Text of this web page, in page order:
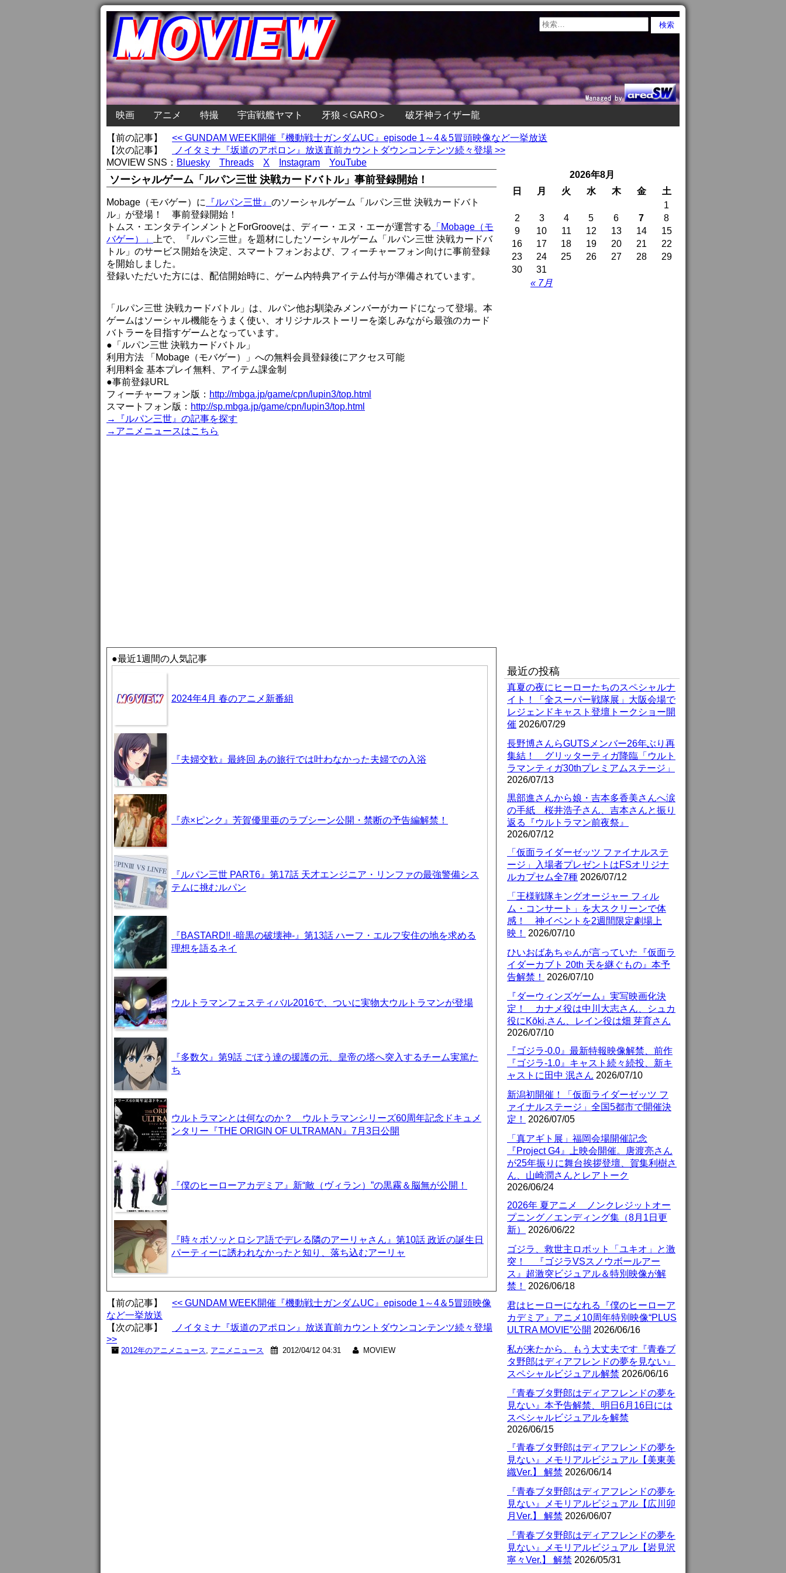
映画 アニメ 特撮 宇宙戦艦ヤマト 牙狼＜GARO＞ 破牙神ライザー龍
【前の記事】 << GUNDAM WEEK開催『機動戦士ガンダムUC』episode 1～4＆5冒頭映像など一挙放送
【次の記事】
ノイタミナ『坂道のアポロン』放送直前カウントダウンコンテンツ続々登場 >>
MOVIEW SNS： Bluesky Threads X Instagram YouTube
ソーシャルゲーム「ルパン三世 決戦カードバトル」事前登録開始！
Mobage（モバゲー）に 『ルパン三世』 のソーシャルゲーム「ルパン三世 決戦カードバト
ル」が登場！ 事前登録開始！
トムス・エンタテインメントとForGrooveは、ディー・エヌ・エーが運営する
「Mobage（モ
バゲー）」
上で、『ルパン三世』を題材にしたソーシャルゲーム「ルパン三世 決戦カードバ
トル」のサービス開始を決定、スマートフォンおよび、フィーチャーフォン向けに事前登録
を開始しました。
登録いただいた方には、配信開始時に、ゲーム内特典アイテム付与が準備されています。
「ルパン三世 決戦カードバトル」は、ルパン他お馴染みメンバーがカードになって登場。本
ゲームはソーシャル機能をうまく使い、オリジナルストーリーを楽しみながら最強のカード
バトラーを目指すゲームとなっています。
●「ルパン三世 決戦カードバトル」
利用方法 「Mobage（モバゲー）」への無料会員登録後にアクセス可能
利用料金 基本プレイ無料、アイテム課金制
●事前登録URL
フィーチャーフォン版： http://mbga.jp/game/cpn/lupin3/top.html
スマートフォン版： http://sp.mbga.jp/game/cpn/lupin3/top.html
→『ルパン三世』の記事を探す
→アニメニュースはこちら
●最近1週間の人気記事
2024年4月 春のアニメ新番組
『夫婦交歓』最終回 あの旅行では叶わなかった夫婦での入浴
『赤×ピンク』芳賀優里亜のラブシーン公開・禁断の予告編解禁！
『ルパン三世 PART6』第17話 天才エンジニア・リンファの最強警備シス
テムに挑むルパン
『BASTARD!! -暗黒の破壊神-』第13話 ハーフ・エルフ安住の地を求める
理想を語るネイ
ウルトラマンフェスティバル2016で、ついに実物大ウルトラマンが登場
『多数欠』第9話 ごぼう達の援護の元、皇帝の塔へ突入するチーム実篤た
ち
ウルトラマンとは何なのか？ ウルトラマンシリーズ60周年記念ドキュメ
ンタリー『THE ORIGIN OF ULTRAMAN』7月3日公開
『僕のヒーローアカデミア』新“敵（ヴィラン）”の黒霧＆脳無が公開！
『時々ボソッとロシア語でデレる隣のアーリャさん』第10話 政近の誕生日
パーティーに誘われなかったと知り、落ち込むアーリャ
【前の記事】 << GUNDAM WEEK開催『機動戦士ガンダムUC』episode 1～4＆5冒頭映像
など一挙放送
【次の記事】
ノイタミナ『坂道のアポロン』放送直前カウントダウンコンテンツ続々登場
>>
2012年のアニメニュース, アニメニュース 2012/04/12 04:31 MOVIEW
2026年8月
日
月 火 水 木 金 土
« 7月
1
2
3 4 5 6 7
8
9
10 11 12 13 14
15
16
17 18 19 20 21
22
23
24 25 26 27 28
29
30
31
最近の投稿
真夏の夜にヒーローたちのスペシャルナ
イト！「全スーパー戦隊展」大阪会場で
レジェンドキャスト登壇トークショー開
催 2026/07/29
長野博さんらGUTSメンバー26年ぶり再
集結！ グリッターティガ降臨「ウルト
ラマンティガ30thプレミアムステージ」
2026/07/13
黒部進さんから娘・吉本多香美さんへ涙
の手紙 桜井浩子さん、吉本さんと振り
返る『ウルトラマン前夜祭』
2026/07/12
「仮面ライダーゼッツ ファイナルステ
ージ」入場者プレゼントはFSオリジナ
ルカプセム全7種 2026/07/12
「王様戦隊キングオージャー フィル
ム・コンサート」を大スクリーンで体
感！ 神イベントを2週間限定劇場上
映！
2026/07/10
ひいおばあちゃんが言っていた『仮面ラ
イダーカブト 20th 天を継ぐもの』本予
告解禁！
2026/07/10
『ダーウィンズゲーム』実写映画化決
定！ カナメ役は中川大志さん、シュカ
役にKōki,さん、レイン役は畑 芽育さん
2026/07/10
『ゴジラ-0.0』最新特報映像解禁、前作
『ゴジラ-1.0』キャスト続々続投、新キ
ャストに田中 泯さん 2026/07/10
新潟初開催！「仮面ライダーゼッツ フ
ァイナルステージ」全国5都市で開催決
定！
2026/07/05
「真アギト展」福岡会場開催記念
『Project G4』上映会開催。唐渡亮さん
が25年振りに舞台挨拶登壇、賀集利樹さ
ん、山崎潤さんとレアトーク
2026/06/24
2026年 夏アニメ ノンクレジットオー
プニング／エンディング集（8月1日更
新）
2026/06/22
ゴジラ、救世主ロボット「ユキオ」と激
突！ 『ゴジラVSスノウボールアー
ス』超激突ビジュアル＆特別映像が解
禁！
2026/06/18
君はヒーローになれる『僕のヒーローア
カデミア』アニメ10周年特別映像“PLUS
ULTRA MOVIE”公開 2026/06/16
私が来たから、もう大丈夫です『青春ブ
タ野郎はディアフレンドの夢を見ない』
スペシャルビジュアル解禁 2026/06/16
『青春ブタ野郎はディアフレンドの夢を
見ない』本予告解禁、明日6月16日には
スペシャルビジュアルを解禁
2026/06/15
『青春ブタ野郎はディアフレンドの夢を
見ない』メモリアルビジュアル【美東美
織Ver.】 解禁 2026/06/14
『青春ブタ野郎はディアフレンドの夢を
見ない』メモリアルビジュアル【広川卯
月Ver.】 解禁 2026/06/07
『青春ブタ野郎はディアフレンドの夢を
見ない』メモリアルビジュアル【岩見沢
寧々Ver.】 解禁 2026/05/31